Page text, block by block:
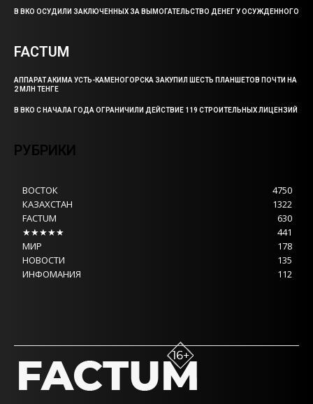
В ВКО ОСУДИЛИ ЗАКЛЮЧЕННЫХ ЗА ВЫМОГАТЕЛЬСТВО ДЕНЕГ У ОСУЖДЕННОГО
FACTUM
АППАРАТ АКИМА УСТЬ-КАМЕНОГОРСКА ЗАКУПИЛ ШЕСТЬ ПЛАНШЕТОВ ПОЧТИ НА
2 МЛН ТЕНГЕ
В ВКО С НАЧАЛА ГОДА ОГРАНИЧИЛИ ДЕЙСТВИЕ 119 СТРОИТЕЛЬНЫХ ЛИЦЕНЗИЙ
РУБРИКИ
ВОСТОК
4750
КАЗАХСТАН
1322
FACTUM
630
★★★★★
441
МИР
178
НОВОСТИ
135
ИНФОМАНИЯ
112